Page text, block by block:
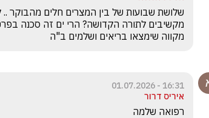
מקווה שימצאו בריאים ושלמים ב"ה
16:31 - 01.07.2026
איריס דרור
רפואה שלמה